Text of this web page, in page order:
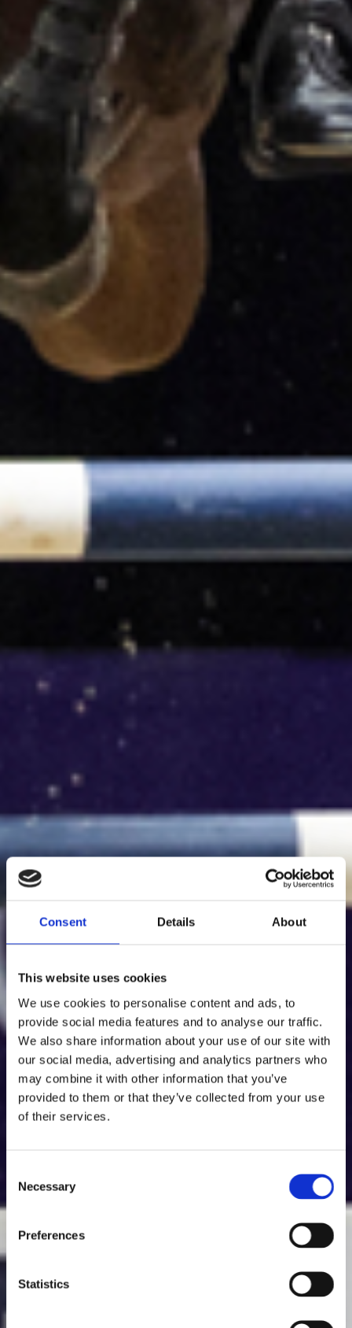
Consent Details About
This website uses cookies
We use cookies to personalise content and ads, to
provide social media features and to analyse our traffic.
We also share information about your use of our site with
our social media, advertising and analytics partners who
may combine it with other information that you’ve
provided to them or that they’ve collected from your use
of their services.
Selection
Necessary
Preferences
Statistics